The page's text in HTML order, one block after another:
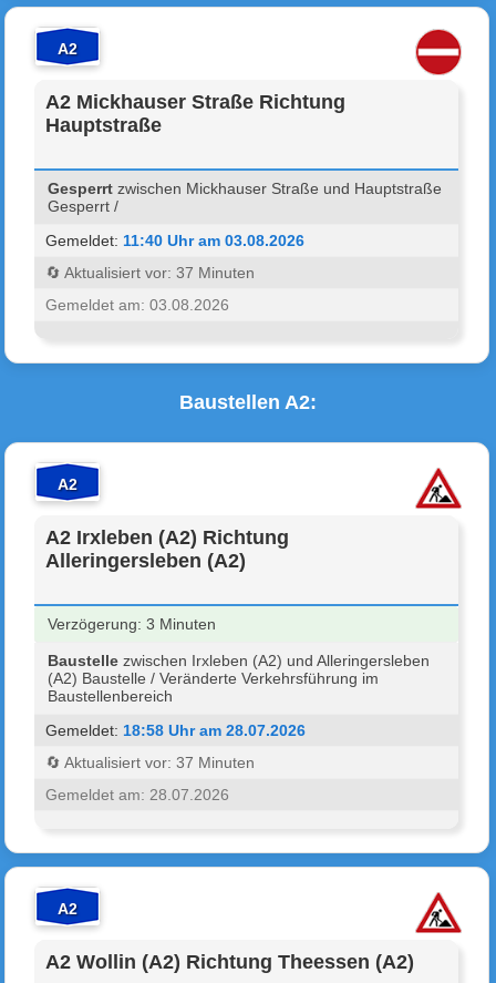
A2
A2 Mickhauser Straße Richtung
Hauptstraße
Gesperrt zwischen Mickhauser Straße und Hauptstraße
Gesperrt /
Gemeldet: 11:40 Uhr am 03.08.2026
🔄 Aktualisiert vor: 37 Minuten
Gemeldet am: 03.08.2026
Baustellen A2:
A2
A2 Irxleben (A2) Richtung
Alleringersleben (A2)
Verzögerung: 3 Minuten
Baustelle zwischen Irxleben (A2) und Alleringersleben
(A2) Baustelle / Veränderte Verkehrsführung im
Baustellenbereich
Gemeldet: 18:58 Uhr am 28.07.2026
🔄 Aktualisiert vor: 37 Minuten
Gemeldet am: 28.07.2026
A2
A2 Wollin (A2) Richtung Theessen (A2)